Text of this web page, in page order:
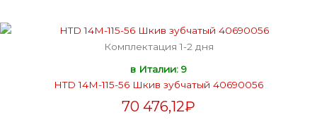
Комплектация 1-2 дня
в Италии: 9
HTD 14M-115-56 Шкив зубчатый 40690056
70 476,12₽